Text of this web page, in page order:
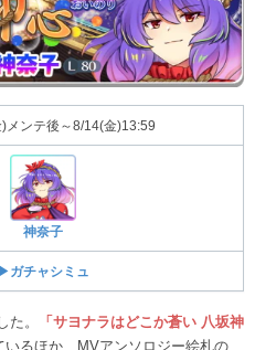
メンテ後～8/14(金)13:59
神奈子
▶ガチャシミュ
。
「サヨナラはどこか蒼い 八坂神
いるほか、MVアンソロジー絵札の